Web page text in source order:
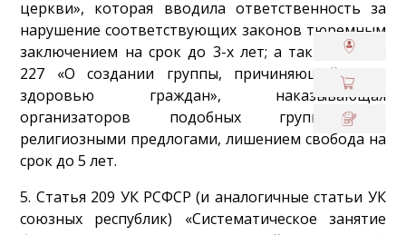
церкви», которая вводила ответственность за
нарушение соответствующих законов тюремным
заключением на срок до 3-х лет; а также статья
227 «О создании группы, причиняющей вред
здоровью граждан», наказывающая
организаторов подобных групп под
религиозными предлогами, лишением свобода на
срок до 5 лет.
5. Статья 209 УК РСФСР (и аналогичные статьи УК
союзных республик) «Систематическое занятие